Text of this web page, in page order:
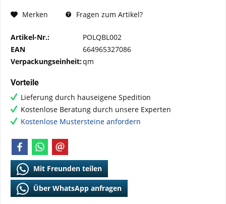
Merken Fragen zum Artikel?
Artikel-Nr.:
POLQBL002
EAN
664965327086
Verpackungseinheit:qm
Vorteile
Lieferung durch hauseigene Spedition
Kostenlose Beratung durch unsere Experten
Kostenlose Mustersteine anfordern
Mit Freunden teilen
Über WhatsApp anfragen